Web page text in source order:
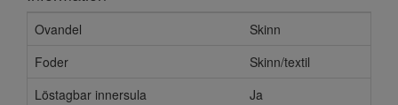
Ovandel
Skinn
Foder
Skinn/textil
Löstagbar innersula
Ja